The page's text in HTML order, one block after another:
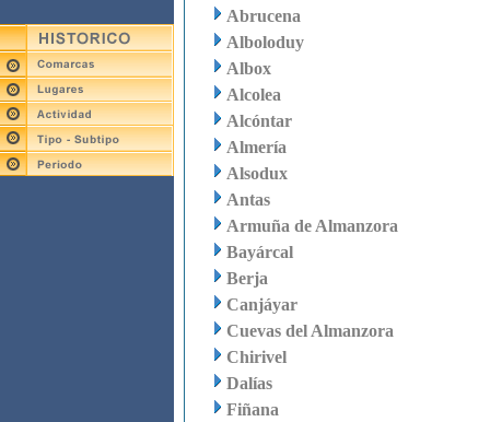
Abrucena
Alboloduy
Albox
Alcolea
Alcóntar
Almería
Alsodux
Antas
Armuña de Almanzora
Bayárcal
Berja
Canjáyar
Cuevas del Almanzora
Chirivel
Dalías
Fiñana